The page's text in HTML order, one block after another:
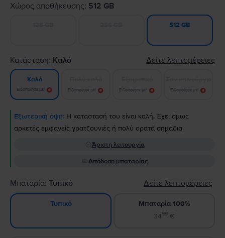
Χώρος αποθήκευσης: 512 GB
512 GB
Κατάσταση: Καλό Δείτε λεπτομέρειες
Καλό
Ειδοποίησε με! Ειδοποίησε με! Ειδοποίησε με! Ειδοποίησε με!
Εξωτερική όψη: Η κατάστασή του είναι καλή. Έχει όμως
αρκετές εμφανείς γρατζουνιές ή πολύ ορατά σημάδια.
Άριστη λειτουργία
Απόδοση μπαταρίας
Μπαταρία: Τυπικό Δείτε λεπτομέρειες
Τυπικό
Μπαταρία 100%
3499 €